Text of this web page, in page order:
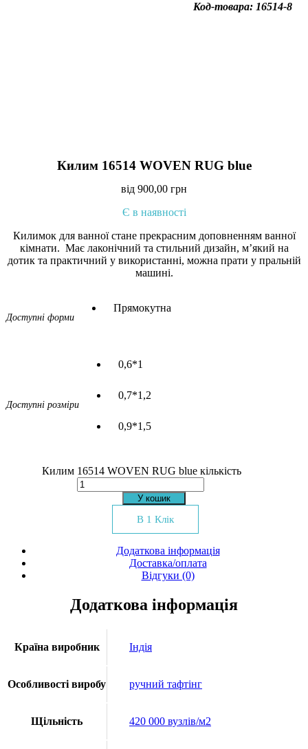
Код-товара: 16514-8
Килим 16514 WOVEN RUG blue
від 900,00 грн
Є в наявності
Килимок для ванної стане прекрасним доповненням ванної
кімнати. Має лаконічний та стильний дизайн, м’який на
дотик та практичний у використанні, можна прати у пральній
машині.
Доступні форми
Прямокутна
Доступні розміри
0,6*1
0,7*1,2
0,9*1,5
Килим 16514 WOVEN RUG blue кількість
У кошик
В 1 Клік
Додаткова інформація
Доставка/оплата
Відгуки (0)
Додаткова інформація
Країна виробник Індія
Особливості виробу ручний тафтінг
Щільність 420 000 вузлів/м2